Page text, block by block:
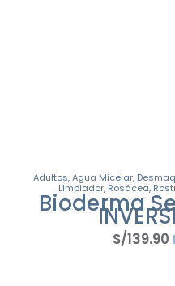
Adultos,Agua Micelar,
Limpiador, Rosácea,
Bioderma
S/139.90